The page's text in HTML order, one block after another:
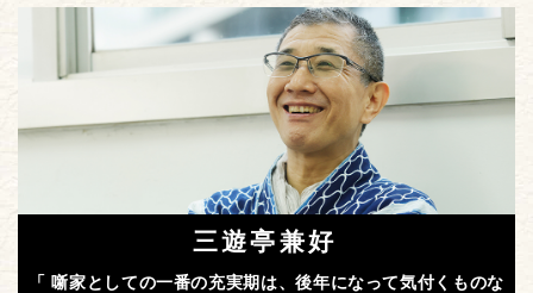
三遊亭兼好
「 噺家としての一番の充実期は、後年になって気付くものな